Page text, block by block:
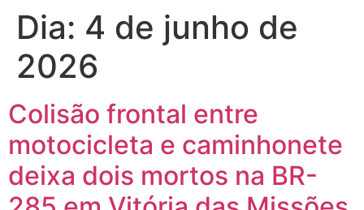
Dia: 4 de junho de
2026
Colisão frontal entre
motocicleta e caminhonete
deixa dois mortos na BR-